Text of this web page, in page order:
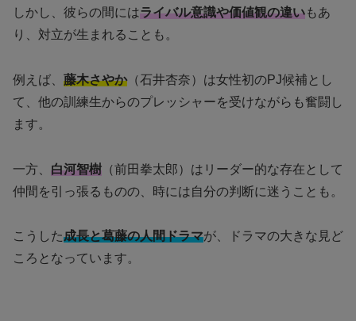
しかし、彼らの間にはライバル意識や価値観の違いもあ
り、対立が生まれることも。
例えば、 藤木さやか （石井杏奈）は女性初のPJ候補とし
て、他の訓練生からのプレッシャーを受けながらも奮闘し
ます。
一方、 白河智樹 （前田拳太郎）はリーダー的な存在として
仲間を引っ張るものの、時には自分の判断に迷うことも。
こうした成長と葛藤の人間ドラマが、ドラマの大きな見ど
ころとなっています。